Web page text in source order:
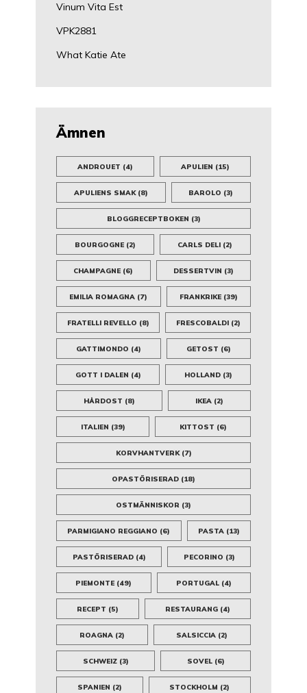
Vinum Vita Est
VPK2881
What Katie Ate
Ämnen
ANDROUET (4) APULIEN (15)
APULIENS SMAK(8) BAROLO (3)
BLOGGRECEPTBOKEN (3)
BOURGOGNE(2) CARLS DELI (2)
CHAMPAGNE (6) DESSERTVIN (3)
EMILIA ROMAGNA (7) FRANKRIKE(39)
FRATELLI REVELLO (8) FRESCOBALDI(2)
GATTIMONDO (4) GETOST (6)
GOTT I DALEN (4) HOLLAND(3)
HÅRDOST (8) IKEA (2)
ITALIEN (39) KITTOST (6)
KORVHANTVERK(7)
OPASTÖRISERAD (18)
OSTMÄNNISKOR (3)
PARMIGIANO REGGIANO (6) PASTA(13)
PASTÖRISERAD(4) PECORINO (3)
PIEMONTE (49) PORTUGAL(4)
RECEPT (5) RESTAURANG (4)
ROAGNA(2) SALSICCIA (2)
SCHWEIZ(3) SOVEL(6)
SPANIEN (2) STOCKHOLM (2)